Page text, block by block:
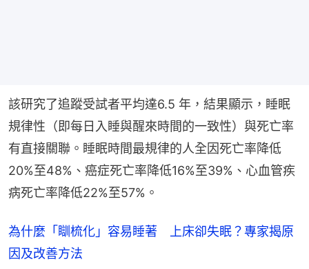
該研究了追蹤受試者平均達6.5 年，結果顯示，睡眠
規律性（即每日入睡與醒來時間的一致性）與死亡率
有直接關聯。睡眠時間最規律的人全因死亡率降低
20%至48%、癌症死亡率降低16%至39%、心血管疾
病死亡率降低22%至57%。
為什麼「瞓梳化」容易睡著 上床卻失眠？專家揭原
因及改善方法